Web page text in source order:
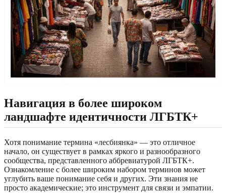
Навигация в более широком
ландшафте идентичности ЛГБТК+
Хотя понимание термина «лесбиянка» — это отличное
начало, он существует в рамках яркого и разнообразного
сообщества, представленного аббревиатурой ЛГБТК+.
Ознакомление с более широким набором терминов может
углубить ваше понимание себя и других. Эти знания не
просто академические; это инструмент для связи и эмпатии.